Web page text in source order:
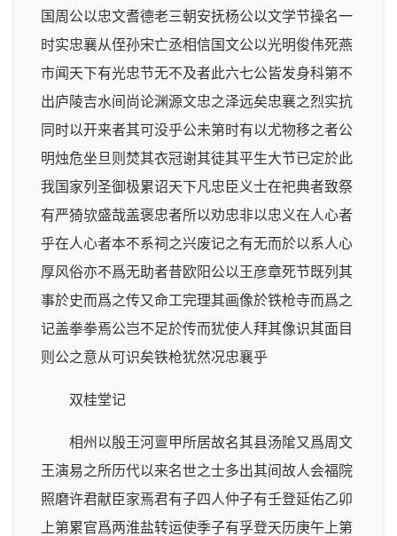
国周公以忠文耆德老三朝安抚杨公以文学节操名一
时实忠襄从侄孙宋亡丞相信国文公以光明俊伟死燕
市闻天下有光忠节无不及者此六七公皆发身科第不
出庐陵吉水间尚论渊源文忠之泽远矣忠襄之烈实抗
同时以开来者其可没乎公未第时有以尤物移之者公
明烛危坐旦则焚其衣冠谢其徒其平生大节已定於此
我国家列圣御极累诏天下凡忠臣义士在祀典者致祭
有严猗欤盛哉盖褒忠者所以劝忠非以忠义在人心者
乎在人心者本不系祠之兴废记之有无而於以系人心
厚风俗亦不爲无助者昔欧阳公以王彦章死节既列其
事於史而爲之传又命工完理其画像於铁枪寺而爲之
记盖拳拳焉公岂不足於传而犹使人拜其像识其面目
则公之意从可识矣铁枪犹然况忠襄乎
双桂堂记
相州以殷王河亶甲所居故名其县汤隂又爲周文
王演易之所历代以来名世之士多出其间故人会福院
照磨许君献臣家焉君有子四人仲子有壬登延佑乙卯
上第累官爲两淮盐转运使季子有孚登天历庚午上第